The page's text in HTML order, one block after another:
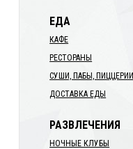
ЕДА
КАФЕ
РЕСТОРАНЫ
СУШИ, ПАБЫ, ПИЦЦЕРИИ
ДОСТАВКА ЕДЫ
РАЗВЛЕЧЕНИЯ
НОЧНЫЕ КЛУБЫ